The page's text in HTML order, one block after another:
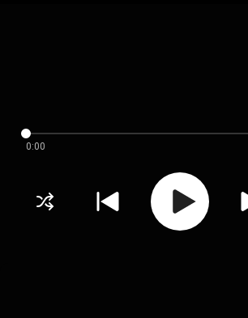
0:00